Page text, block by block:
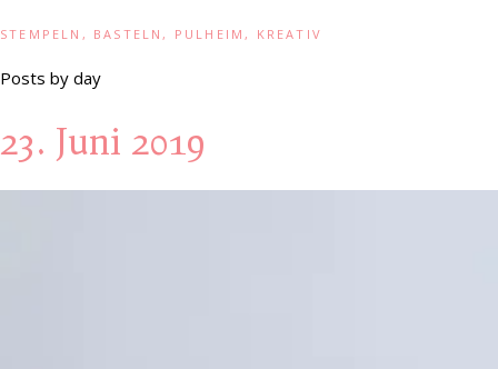
STEMPELN, BASTELN, PULHEIM, KREATIV
Posts by day
23. Juni 2019